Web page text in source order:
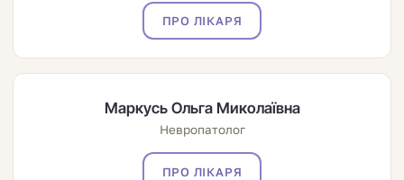
ПРО ЛІКАРЯ
Маркусь Ольга Миколаївна
Невропатолог
ПРО ЛІКАРЯ